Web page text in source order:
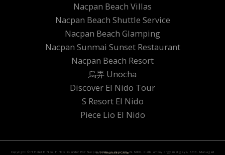
Nacpan Beach Villas
Nacpan Beach Shuttle Service
Nacpan Beach Glamping
Nacpan Sunmai Sunset Restaurant
Nacpan Beach Resort
烏弄 Unocha
Discover El Nido Tour
S Resort El Nido
Piece Lio El Nido
Copyright © H Hotel El Nido. H Hotel is under P4P Nacpan Holdings Corp. PH, EL NIDO, Calle amboy brgy maligaya, 5313. Managed byH Hospitality Group